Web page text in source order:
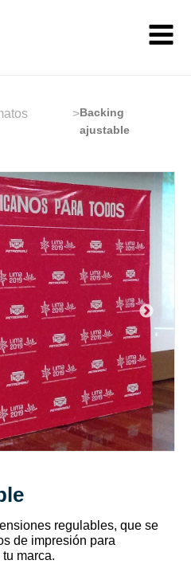
>Backing
ajustable
regulables, que se
de impresión para
marca.